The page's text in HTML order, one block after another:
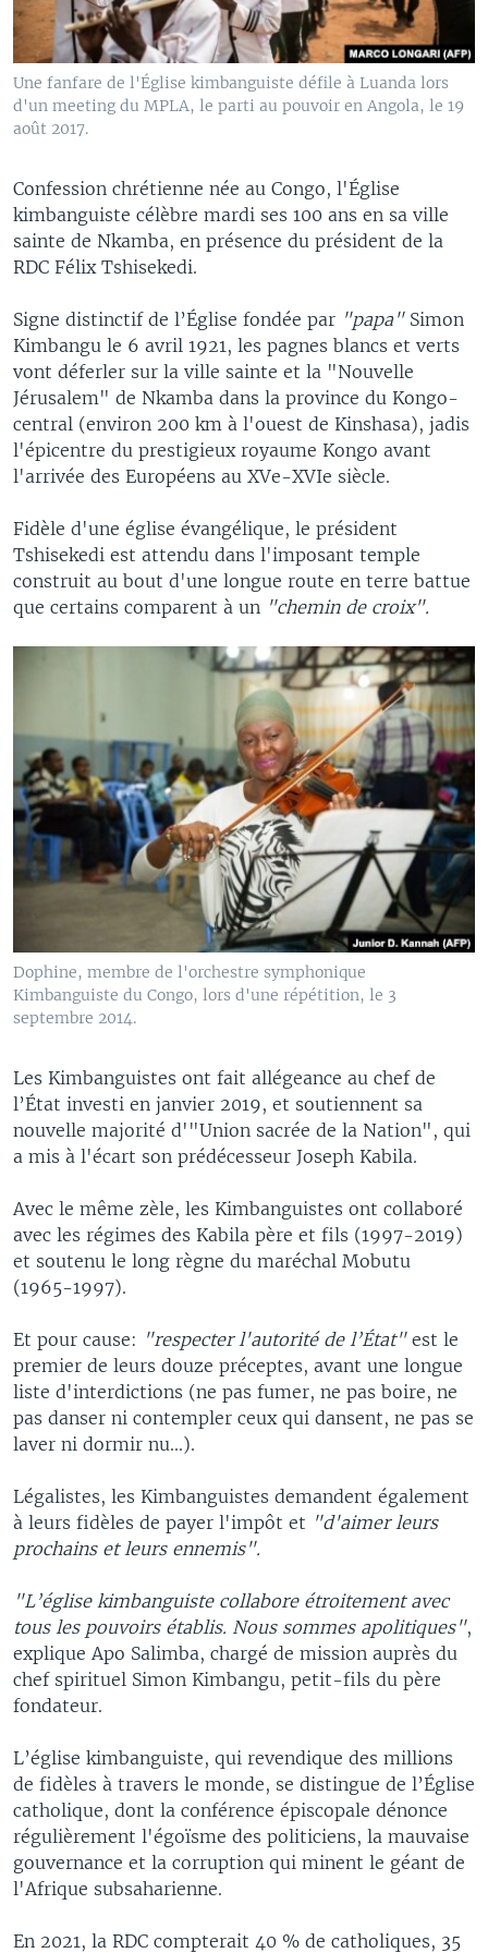
Une fanfare de l'Église kimbanguiste défile à Luanda lors
d'un meeting du MPLA, le parti au pouvoir en Angola, le 19
août 2017.
Confession chrétienne née au Congo, l'Église
kimbanguiste célèbre mardi ses 100 ans en sa ville
sainte de Nkamba, en présence du président de la
RDC Félix Tshisekedi.
Signe distinctif de l’Église fondée par "papa"Simon
Kimbangu le 6 avril 1921, les pagnes blancs et verts
vont déferler sur la ville sainte et la "Nouvelle
Jérusalem" de Nkamba dans la province du Kongo-
central (environ 200 km à l'ouest de Kinshasa), jadis
l'épicentre du prestigieux royaume Kongo avant
l'arrivée des Européens au XVe-XVIe siècle.
Fidèle d'une église évangélique, le président
Tshisekedi est attendu dans l'imposant temple
construit au bout d'une longue route en terre battue
que certains comparent à un "chemin de croix".
Dophine, membre de l'orchestre symphonique
Kimbanguiste du Congo, lors d'une répétition, le 3
septembre 2014.
Les Kimbanguistes ont fait allégeance au chef de
l’État investi en janvier 2019, et soutiennent sa
nouvelle majorité d'"Union sacrée de la Nation", qui
a mis à l'écart son prédécesseur Joseph Kabila.
Avec le même zèle, les Kimbanguistes ont collaboré
avec les régimes des Kabila père et fils (1997-2019)
et soutenu le long règne du maréchal Mobutu
(1965-1997).
Et pour cause: "respecter l'autorité de l’État" est le
premier de leurs douze préceptes, avant une longue
liste d'interdictions (ne pas fumer, ne pas boire, ne
pas danser ni contempler ceux qui dansent, ne pas se
laver ni dormir nu...).
Légalistes, les Kimbanguistes demandent également
à leurs fidèles de payer l'impôt et "d'aimer leurs
prochains et leurs ennemis".
"L’église kimbanguiste collabore étroitement avec
tous les pouvoirs établis. Nous sommes apolitiques",
explique Apo Salimba, chargé de mission auprès du
chef spirituel Simon Kimbangu, petit-fils du père
fondateur.
L’église kimbanguiste, qui revendique des millions
de fidèles à travers le monde, se distingue de l’Église
catholique, dont la conférence épiscopale dénonce
régulièrement l'égoïsme des politiciens, la mauvaise
gouvernance et la corruption qui minent le géant de
l'Afrique subsaharienne.
En 2021, la RDC compterait 40 % de catholiques, 35